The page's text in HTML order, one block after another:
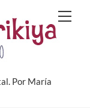
Por María